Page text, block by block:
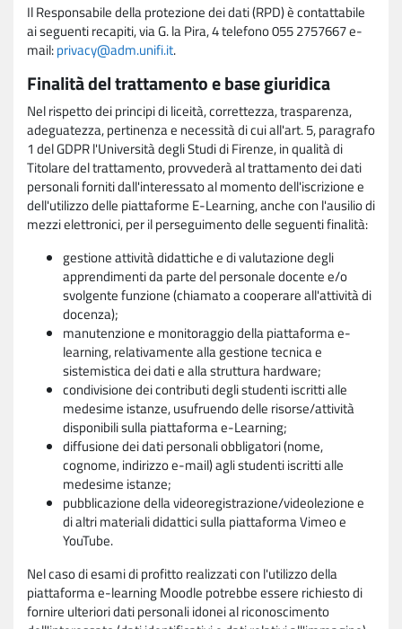
Il Responsabile della protezione dei dati (RPD) è contattabile
ai seguenti recapiti, via G. la Pira, 4 telefono 055 2757667 e-
mail:privacy@adm.unifi.it.
Finalità del trattamento e base giuridica
Nel rispetto dei principi di liceità, correttezza, trasparenza,
adeguatezza, pertinenza e necessità di cui all'art. 5, paragrafo
1 del GDPR l'Università degli Studi di Firenze, in qualità di
Titolare del trattamento, provvederà al trattamento dei dati
personali forniti dall'interessato al momento dell'iscrizione e
dell'utilizzo delle piattaforme E-Learning, anche con l'ausilio di
mezzi elettronici, per il perseguimento delle seguenti finalità:
gestione attività didattiche e di valutazione degli
apprendimenti da parte del personale docente e/o
svolgente funzione (chiamato a cooperare all'attività di
docenza);
manutenzione e monitoraggio della piattaforma e-
learning, relativamente alla gestione tecnica e
sistemistica dei dati e alla struttura hardware;
condivisione dei contributi degli studenti iscritti alle
medesime istanze, usufruendo delle risorse/attività
disponibili sulla piattaforma e-Learning;
diffusione dei dati personali obbligatori (nome,
cognome, indirizzo e-mail) agli studenti iscritti alle
medesime istanze;
pubblicazione della videoregistrazione/videolezione e
di altri materiali didattici sulla piattaforma Vimeo e
YouTube.
Nel caso di esami di profitto realizzati con l'utilizzo della
piattaforma e-learning Moodle potrebbe essere richiesto di
fornire ulteriori dati personali idonei al riconoscimento